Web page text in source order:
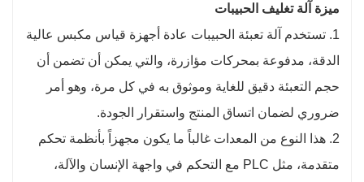
ميزة آلة تغليف الحبيبات
1. تستخدم آلة تعبئة الحبيبات عادة أجهزة قياس مكبس عالية
الدقة، مدفوعة بمحركات مؤازرة، والتي يمكن أن تضمن أن
حجم التعبئة دقيق للغاية وموثوق به في كل مرة، وهو أمر
ضروري لضمان اتساق المنتج واستقرار الجودة.
2. هذا النوع من المعدات غالباً ما يكون مجهزاً بأنظمة تحكم
متقدمة، مثل PLC مع التحكم في واجهة الإنسان والآلة،